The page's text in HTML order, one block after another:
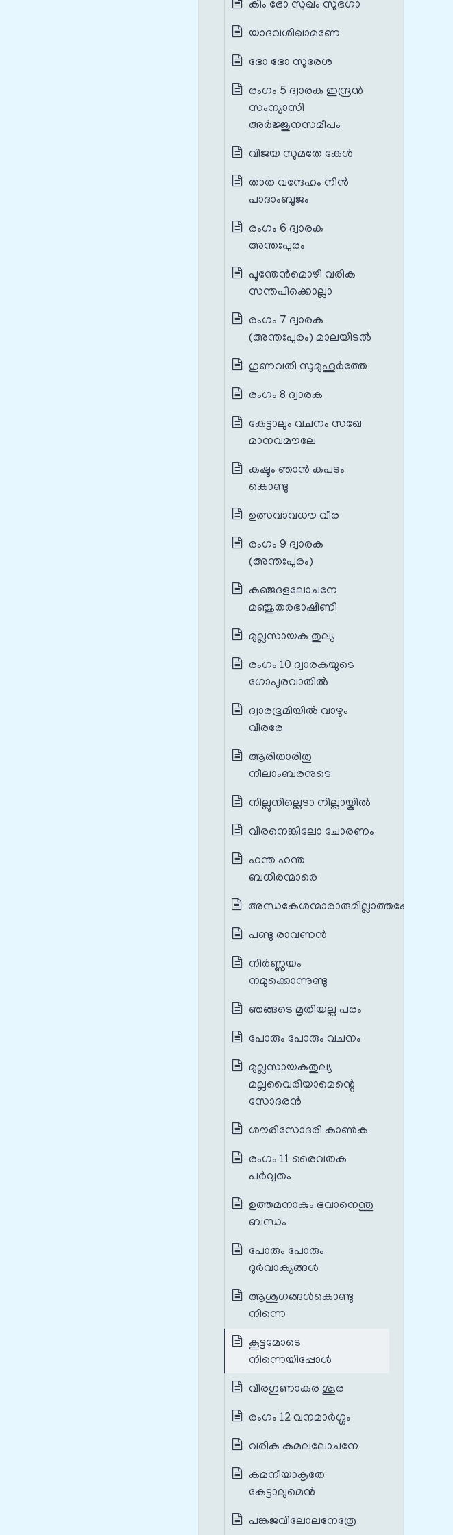
കിം ഭോ സുഖം സുഭഗാ
യാദവശിഖാമണേ
ഭോ ഭോ സുരേശ
രംഗം 5 ദ്വാരക ഇന്ദ്രൻ
സംന്യാസി
അർജ്ജുനസമീപം
വിജയ സുമതേ കേൾ
താത വന്ദേഹം നിൻ
പാദാംബുജം
രംഗം 6 ദ്വാരക
അന്തഃപുരം
പൂന്തേൻമൊഴി വരിക
സന്തപിക്കൊല്ലാ
രംഗം 7 ദ്വാരക
(അന്തഃപുരം) മാലയിടൽ
ഗുണവതി സുമുഹൂർത്തേ
രംഗം 8 ദ്വാരക
കേട്ടാലും വചനം സഖേ
മാനവമൗലേ
കഷ്ടം ഞാൻ കപടം
കൊണ്ടു
ഉത്സവാവധൗ വീര
രംഗം 9 ദ്വാരക
(അന്തഃപുരം)
കഞ്ജദളലോചനേ
മഞ്ജുതരഭാഷിണി
മുല്ലസായക തുല്യ
രംഗം 10 ദ്വാരകയുടെ
ഗോപുരവാതിൽ
ദ്വാരഭൂമിയിൽ വാഴും
വീരരേ
ആരിതാരിതു
നീലാംബരനുടെ
നില്ലുനില്ലെടാ നില്ലായ്കിൽ
വീരനെങ്കിലോ ചോരണം
ഹന്ത ഹന്ത
ബധിരന്മാരെ
അന്ധകേശന്മാരാരുമില്ലാത്തപ്പോൾ
പണ്ടു രാവണൻ
നിർണ്ണയം
നമുക്കൊന്നുണ്ടു
ഞങ്ങടെ മൃതിയല്ല പരം
പോരും പോരും വചനം
മുല്ലസായകതുല്യ
മല്ലവൈരിയാമെന്റെ
സോദരൻ
ശൗരിസോദരി കാൺക
രംഗം 11 രൈവതക
പർവ്വതം
ഉത്തമനാകും ഭവാനെന്തു
ബന്ധം
പോരും പോരും
ദുർവാക്യങ്ങൾ
ആശുഗങ്ങൾകൊണ്ടു
നിന്നെ
കൂട്ടമോടെ
നിന്നെയിപ്പോൾ
വീരഗുണാകര ശൂര
രംഗം 12 വനമാർഗ്ഗം
വരിക കമലലോചനേ
കമനീയാകൃതേ
കേട്ടാലുമെൻ
പങ്കജവിലോലനേത്രേ